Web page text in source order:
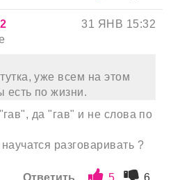
31 ЯНВ 15:32
уже всем на этом
есть по жизни.
да "гав" и не слова по
разговаривать ?
Ответить 5 6